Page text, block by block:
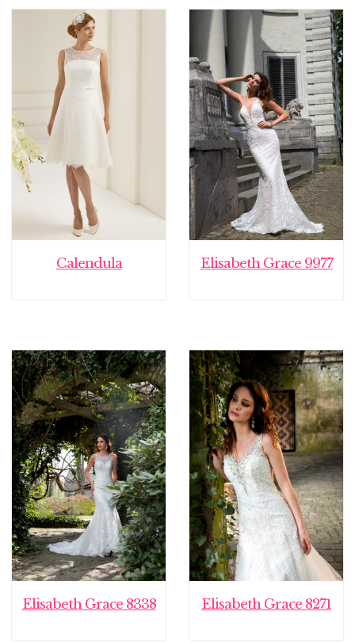
Calendula Elisabeth Grace 9977
Elisabeth Grace 8338 Elisabeth Grace 8271